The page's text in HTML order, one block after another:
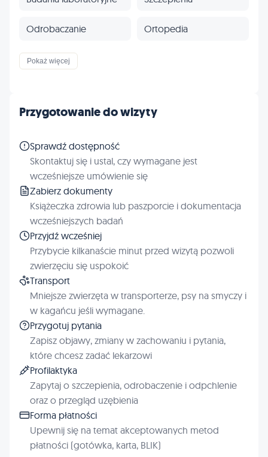
Odrobaczanie Ortopedia
24h/Dyżury
Pokaż więcej
Przygotowanie do wizyty
Sprawdź dostępność
Skontaktuj się i ustal, czy wymagane jest
wcześniejsze umówienie się
Zabierz dokumenty
Książeczka zdrowia lub paszporcie i dokumentacja
wcześniejszych badań
Przyjdź wcześniej
Przybycie kilkanaście minut przed wizytą pozwoli
zwierzęciu się uspokoić
Transport
Mniejsze zwierzęta w transporterze, psy na smyczy i
w kagańcu jeśli wymagane.
Przygotuj pytania
Zapisz objawy, zmiany w zachowaniu i pytania,
które chcesz zadać lekarzowi
Profilaktyka
Zapytaj o szczepienia, odrobaczenie i odpchlenie
oraz o przegląd uzębienia
Forma płatności
Upewnij się na temat akceptowanych metod
płatności (gotówka, karta, BLIK)